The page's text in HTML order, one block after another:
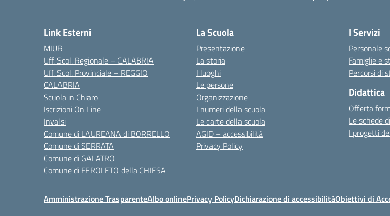
Link Esterni
MIUR
Uff. Scol. Regionale – CALABRIA
Uff. Scol. Provinciale – REGGIO
CALABRIA
Scuola in Chiaro
Iscrizioni On Line
Invalsi
Comune di LAUREANA di BORRELLO
Comune di SERRATA
Comune di GALATRO
Comune di FEROLETO della CHIESA
La Scuola
Presentazione
La storia
I luoghi
Le persone
Organizzazione
I numeri della scuola
Le carte della scuola
AGID – accessibilità
Privacy Policy
I Servizi
Personale
Famiglie e
Percorsi di
Didattica
Offerta
Le schede
I progetti
Amministrazione TrasparenteAlbo onlinePrivacy PolicyDichiarazione di accessibilitàObiettivi di